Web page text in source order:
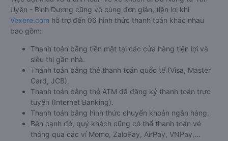
Uyên - Bình Dương cũng vô cùng đơn giản, tiện lợi khi
Vexere.com hỗ trợ đến 06 hình thức thanh toán khác nhau
bao gồm:
Thanh toán bằng tiền mặt tại các cửa hàng tiện lợi và
siêu thị gần nhà.
Thanh toán bằng thẻ thanh toán quốc tế (Visa, Master
Card, JCB).
Thanh toán bằng thẻ ATM đã đăng ký thanh toán trực
tuyến (Internet Banking).
Thanh toán bằng hình thức chuyển khoản ngân hàng.
Bên cạnh đó, quý khách cũng có thể thanh toán vé
thông qua các ví Momo, ZaloPay, AirPay, VNPay,…